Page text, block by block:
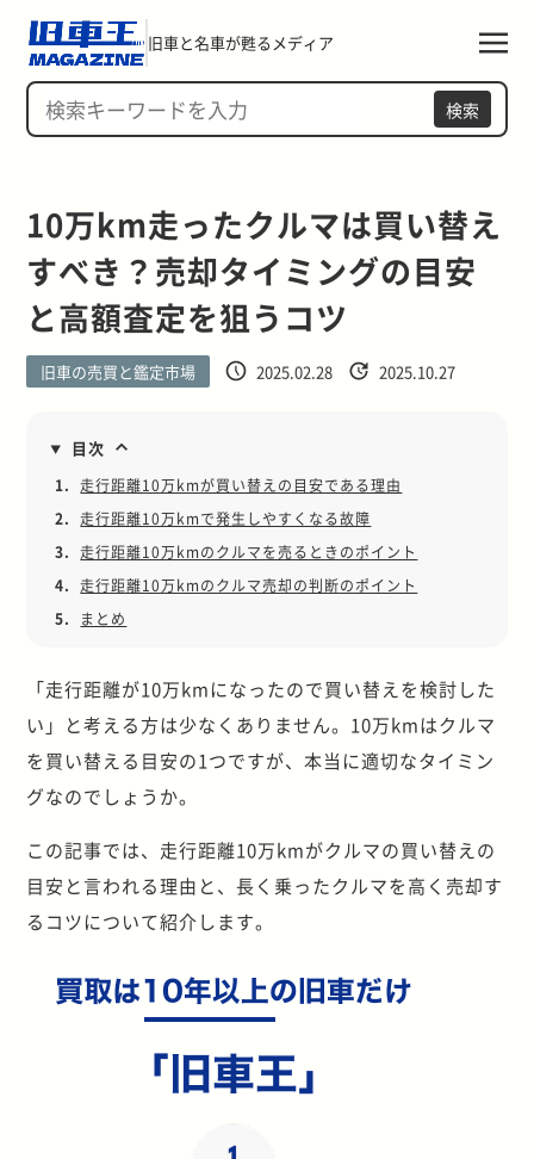
旧車と名車が甦るメディア
検索
10万km走ったクルマは買い替え
すべき？売却タイミングの目安
と高額査定を狙うコツ
旧車の売買と鑑定市場 2025.02.28 2025.10.27
目次
1.
走行距離10万kmが買い替えの目安である理由
2.
走行距離10万kmで発生しやすくなる故障
3.
走行距離10万kmのクルマを売るときのポイント
4.
走行距離10万kmのクルマ売却の判断のポイント
5.
まとめ
「走行距離が10万kmになったので買い替えを検討した
い」と考える方は少なくありません。10万kmはクルマ
を買い替える目安の1つですが、本当に適切なタイミン
グなのでしょうか。
この記事では、走行距離10万kmがクルマの買い替えの
目安と言われる理由と、長く乗ったクルマを高く売却す
るコツについて紹介します。